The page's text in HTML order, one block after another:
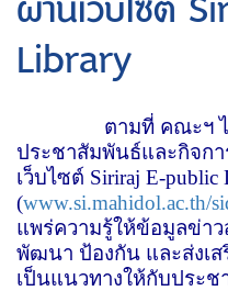
ผ่านเว็บไซต์
Library
ตามที่ คณะฯ
ประชาสัมพันธ์และกิจก
เว็บไซต์ Siriraj E-public
(www.si.mahidol.ac.th/
แพร่ความรู้ให้ข้อมูลข่า
พัฒนา ป้องกัน และส่งเ
เป็นแนวทางให้กับประ